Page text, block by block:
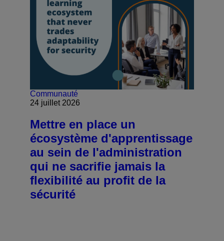
Communauté
24 juillet 2026
Mettre en place un
écosystème d'apprentissage
au sein de l'administration
qui ne sacrifie jamais la
flexibilité au profit de la
sécurité